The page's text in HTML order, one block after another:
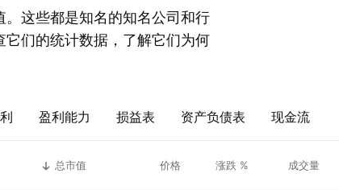
这些都是知名的知名公司和行
们的统计数据，了解它们为何
盈利能力 损益表 资产负债表 现金流
总市值 价格 涨跌 % 成交量